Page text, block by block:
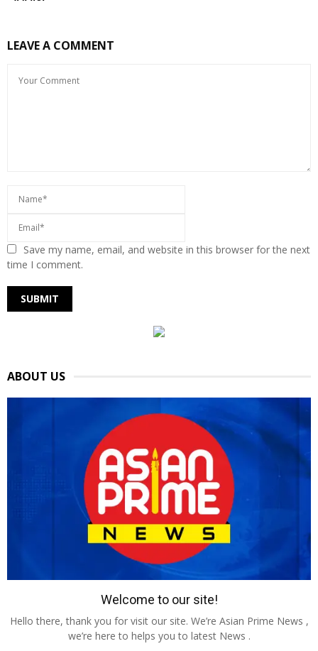
LEAVE A COMMENT
Save my name, email, and website in this browser for the next
time I comment.
ABOUT US
Welcome to our site!
Hello there, thank you for visit our site. We’re Asian Prime News ,
we’re here to helps you to latest News .